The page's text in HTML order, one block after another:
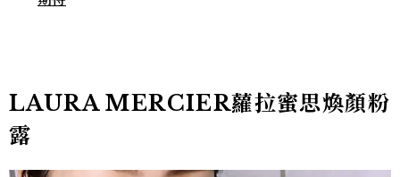
LAURA MERCIER蘿拉蜜思煥顏粉
露